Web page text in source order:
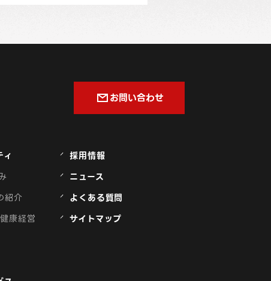
お問い合わせ
紹介
康経営
採用情報
ニュース
よくある質問
サイトマップ